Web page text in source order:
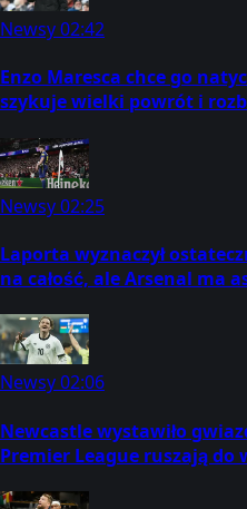
Newsy02:42
Enzo Maresca chce go
szykuje wielki powrót i
Newsy02:25
Laporta wyznaczył
na całość, ale Arsenal ma
Newsy02:06
Newcastle wystawiło
Premier League ruszają do